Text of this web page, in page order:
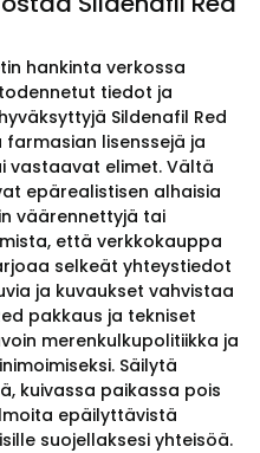
hankinta verkossa
tiedot ja
Sildenafil Red
lisenssejä ja
vastaavat elimet. Vältä
epärealistisen alhaisia
väärennettyjä tai
että verkkokauppa
selkeät yhteystiedot
ja kuvaukset vahvistaa
pakkaus ja tekniset
merenkulkupolitiikka ja
Säilytä
kuivassa paikassa pois
epäilyttävistä
suojellaksesi yhteisöä.